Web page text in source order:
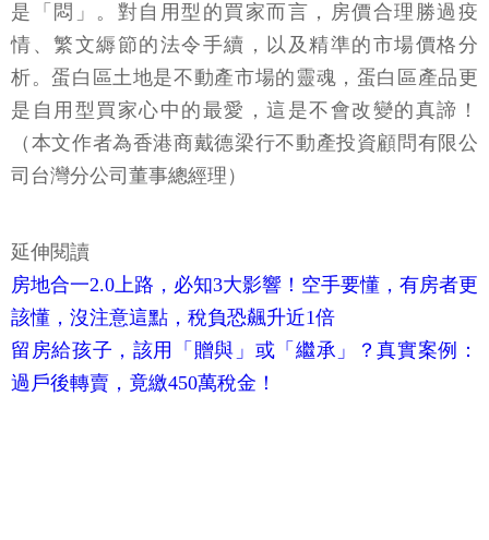
是「悶」。對自用型的買家而言，房價合理勝過疫
情、繁文縟節的法令手續，以及精準的市場價格分
析。蛋白區土地是不動產市場的靈魂，蛋白區產品更
是自用型買家心中的最愛，這是不會改變的真諦！
（本文作者為香港商戴德梁行不動產投資顧問有限公
司台灣分公司董事總經理）
延伸閱讀
房地合一2.0上路，必知3大影響！空手要懂，有房者更
該懂，沒注意這點，稅負恐飆升近1倍
留房給孩子，該用「贈與」或「繼承」？真實案例：
過戶後轉賣，竟繳450萬稅金！